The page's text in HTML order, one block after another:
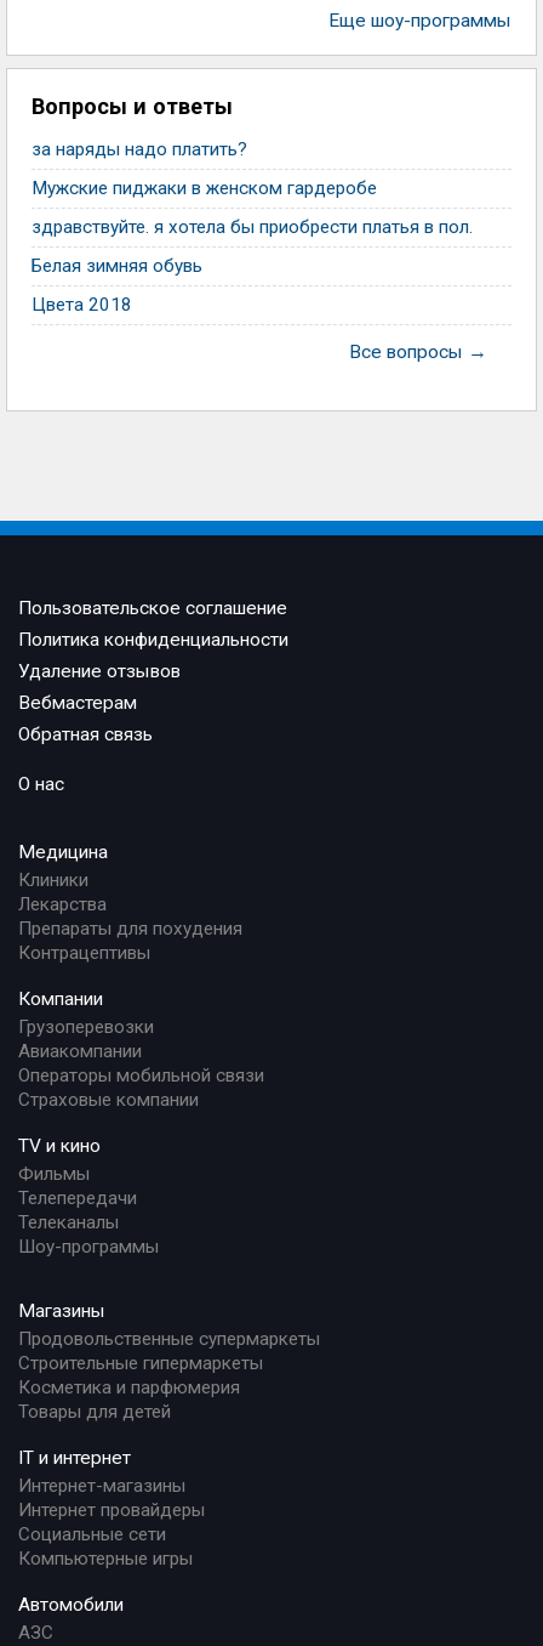
Еще шоу-программы
Вопросы и ответы
за наряды надо платить?
Мужские пиджаки в женском гардеробе
здравствуйте. я хотела бы приобрести платья в пол.
Белая зимняя обувь
Цвета 2018
Все вопросы →
Пользовательское соглашение
Политика конфиденциальности
Удаление отзывов
Вебмастерам
Обратная связь
О нас
Медицина
Клиники
Лекарства
Препараты для похудения
Контрацептивы
Компании
Грузоперевозки
Авиакомпании
Операторы мобильной связи
Страховые компании
TV и кино
Фильмы
Телепередачи
Телеканалы
Шоу-программы
Магазины
Продовольственные супермаркеты
Строительные гипермаркеты
Косметика и парфюмерия
Товары для детей
IT и интернет
Интернет-магазины
Интернет провайдеры
Социальные сети
Компьютерные игры
Автомобили
АЗС